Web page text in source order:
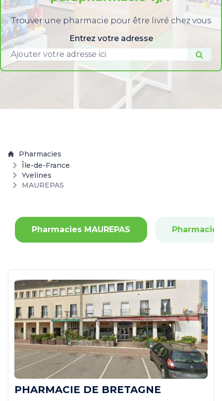
Trouver une pharmacie pour être livré chez vous
Entrez votre adresse
Pharmacies
Île-de-France
Yvelines
MAUREPAS
Pharmacies MAUREPAS Pharmacies
PHARMACIE DE BRETAGNE